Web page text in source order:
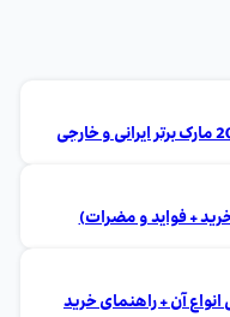
+ فواید و مضرات)
آن + راهنمای خرید